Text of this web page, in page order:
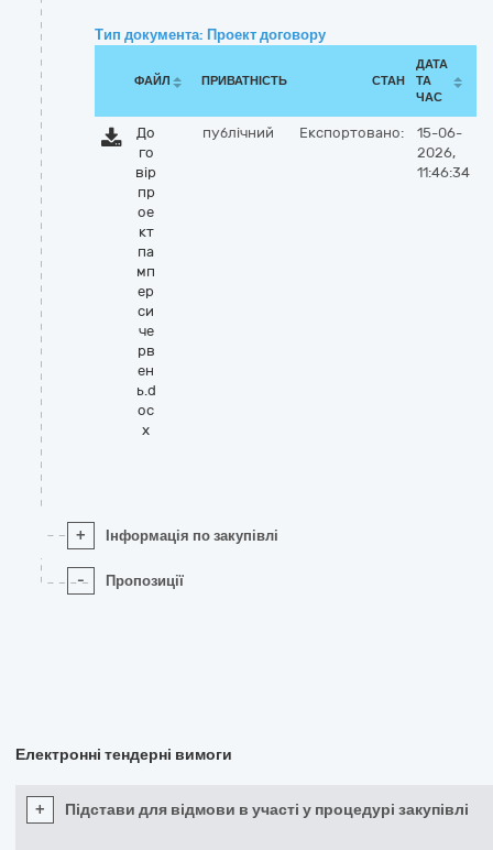
Тип документа: Проект договору
ФАЙЛ ПРИВАТНІСТЬ СТАН
ДАТА
ТА
ЧАС
До
го
вір
пр
ое
кт
па
мп
ер
си
че
рв
ен
ь.d
oc
x
публічний Експортовано:
15-06-
2026,
11:46:34
+ Інформація по закупівлі
- Пропозиції
Електронні тендерні вимоги
+ Підстави для відмови в участі у процедурі закупівлі